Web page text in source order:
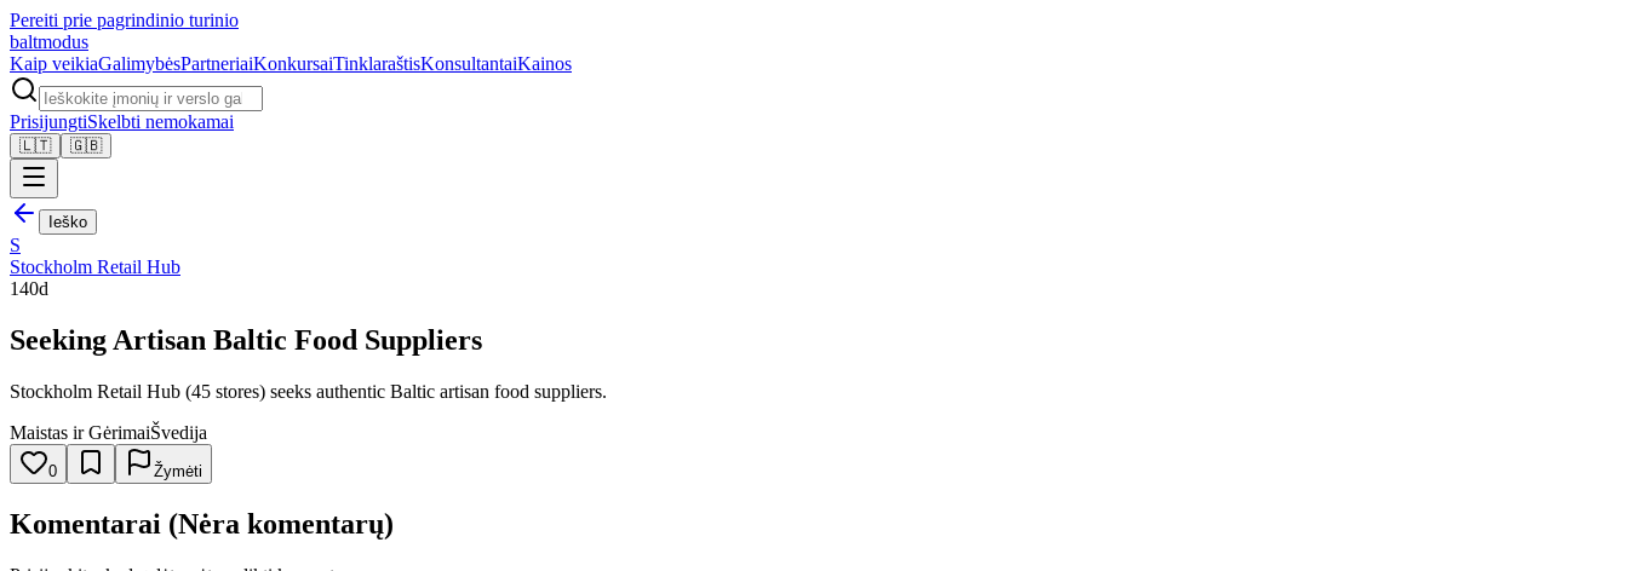
Pereiti prie pagrindinio turinio
baltmodus
Kaip veikiaGalimybėsPartneriaiKonkursaiTinklaraštisKonsultantaiKainos
PrisijungtiSkelbti nemokamai
🇱🇹 🇬🇧
Ieško
S
Stockholm Retail Hub
140d
Seeking Artisan Baltic Food Suppliers
Stockholm Retail Hub (45 stores) seeks authentic Baltic artisan food suppliers.
Maistas ir GėrimaiŠvedija
0 Žymėti
Komentarai (Nėra komentarų)